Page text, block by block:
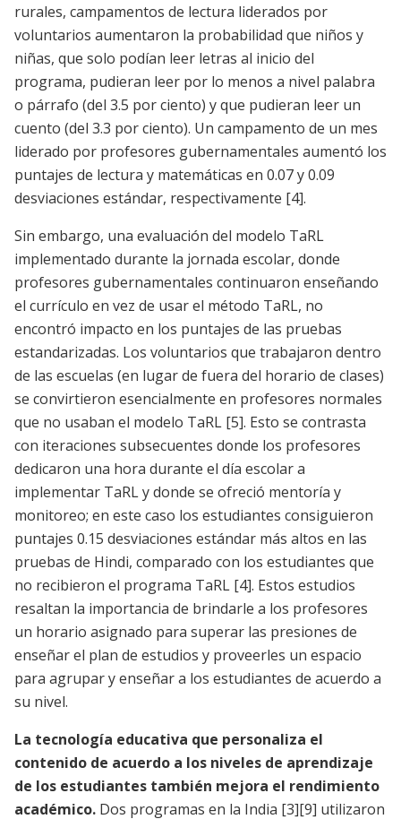
rurales, campamentos de lectura liderados por
voluntarios aumentaron la probabilidad que niños y
niñas, que solo podían leer letras al inicio del
programa, pudieran leer por lo menos a nivel palabra
o párrafo (del 3.5 por ciento) y que pudieran leer un
cuento (del 3.3 por ciento). Un campamento de un mes
liderado por profesores gubernamentales aumentó los
puntajes de lectura y matemáticas en 0.07 y 0.09
desviaciones estándar, respectivamente [4].
Sin embargo, una evaluación del modelo TaRL
implementado durante la jornada escolar, donde
profesores gubernamentales continuaron enseñando
el currículo en vez de usar el método TaRL, no
encontró impacto en los puntajes de las pruebas
estandarizadas. Los voluntarios que trabajaron dentro
de las escuelas (en lugar de fuera del horario de clases)
se convirtieron esencialmente en profesores normales
que no usaban el modelo TaRL [5]. Esto se contrasta
con iteraciones subsecuentes donde los profesores
dedicaron una hora durante el día escolar a
implementar TaRL y donde se ofreció mentoría y
monitoreo; en este caso los estudiantes consiguieron
puntajes 0.15 desviaciones estándar más altos en las
pruebas de Hindi, comparado con los estudiantes que
no recibieron el programa TaRL [4]. Estos estudios
resaltan la importancia de brindarle a los profesores
un horario asignado para superar las presiones de
enseñar el plan de estudios y proveerles un espacio
para agrupar y enseñar a los estudiantes de acuerdo a
su nivel.
La tecnología educativa que personaliza el
contenido de acuerdo a los niveles de aprendizaje
de los estudiantes también mejora el rendimiento
académico. Dos programas en la India [3][9] utilizaron